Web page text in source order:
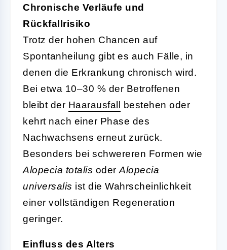
Chronische Verläufe und
Rückfallrisiko
Trotz der hohen Chancen auf
Spontanheilung gibt es auch Fälle, in
denen die Erkrankung chronisch wird.
Bei etwa 10–30 % der Betroffenen
bleibt der Haarausfall
bestehen oder
kehrt nach einer Phase des
Nachwachsens erneut zurück.
Besonders bei schwereren Formen wie
Alopecia totalis oder Alopecia
universalis ist die Wahrscheinlichkeit
einer vollständigen Regeneration
geringer.
Einfluss des Alters